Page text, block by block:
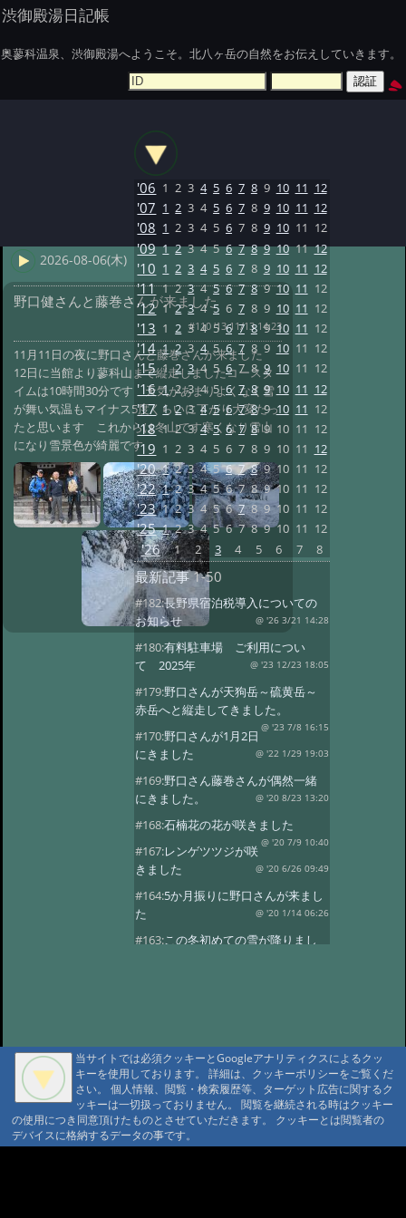
渋御殿湯日記帳
奥蓼科温泉、渋御殿湯へようこそ。北八ヶ岳の自然をお伝えしていきます。
2026-08-06(木)
野口健さんと藤巻さんが来ました
#110 '13 11/13 14:23
11月11日の夜に野口さんと藤巻さんが来ました
12日に当館より蓼科山まで縦走しましたコースタ
イムは10時間30分です 天気があまりよくなく雪
が舞い気温もマイナス5度くらいに下がり大変だっ
たと思います これからは冬山です寒くなり雪山
になり雪景色が綺麗です
'06 1 2 3 4 5 6 7 8 9 10 11 12
'07 1 2 3 4 5 6 7 8 9 10 11 12
'08 1 2 3 4 5 6 7 8 9 10 11 12
'09 1 2 3 4 5 6 7 8 9 10 11 12
'10 1 2 3 4 5 6 7 8 9 10 11 12
'11 1 2 3 4 5 6 7 8 9 10 11 12
'12 1 2 3 4 5 6 7 8 9 10 11 12
'13 1 2 3 4 5 6 7 8 9 10 11 12
'14 1 2 3 4 5 6 7 8 9 10 11 12
'15 1 2 3 4 5 6 7 8 9 10 11 12
'16 1 2 3 4 5 6 7 8 9 10 11 12
'17 1 2 3 4 5 6 7 8 9 10 11 12
'18 1 2 3 4 5 6 7 8 9 10 11 12
'19 1 2 3 4 5 6 7 8 9 10 11 12
'20 1 2 3 4 5 6 7 8 9 10 11 12
'22 1 2 3 4 5 6 7 8 9 10 11 12
'23 1 2 3 4 5 6 7 8 9 10 11 12
'25 1 2 3 4 5 6 7 8 9 10 11 12
'26 1 2 3 4 5 6 7 8
最新記事1-50
#182:長野県宿泊税導入についての
お知らせ
@ '26 3/21 14:28
#180:有料駐車場 ご利用につい
て 2025年
@ '23 12/23 18:05
#179:野口さんが天狗岳～硫黄岳～
赤岳へと縦走してきました。
@ '23 7/8 16:15
#170:野口さんが1月2日
にきました
@ '22 1/29 19:03
#169:野口さん藤巻さんが偶然一緒
にきました。
@ '20 8/23 13:20
#168:石楠花の花が咲きました
@ '20 7/9 10:40
#167:レンゲツツジが咲
きました
@ '20 6/26 09:49
#164:5か月振りに野口さんが来まし
た
@ '20 1/14 06:26
#163:この冬初めての雪が降りまし
続きます。
@ '18 7/1 23:23
#160:レンゲツツジが咲きました
@ '18 6/13 08:39
#159:雪が降りまし
た。びっくりです。
@ '18 5/9 23:24
#158:野口さんが久しぶりに来まし
当サイトでは必須クッキーとGoogleアナリティクスによるクッ
キーを使用しております。 詳細は、クッキーポリシーをご覧くだ
さい。 個人情報、閲覧・検索履歴等、ターゲット広告に関するク
ッキーは一切扱っておりません。 閲覧を継続される時はクッキー
の使用につき同意頂けたものとさせていただきます。 クッキーとは閲覧者の
デバイスに格納するデータの事です。